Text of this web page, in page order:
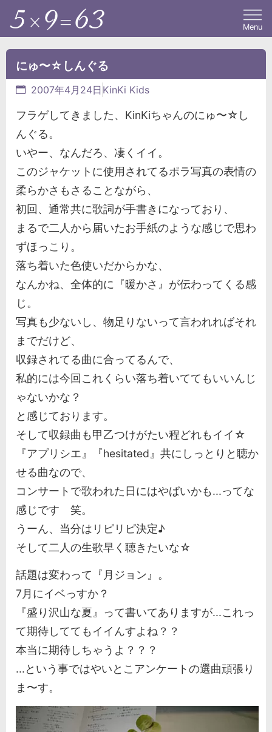
Menu
にゅ〜☆しんぐる
2007年4月24日 KinKi Kids
フラゲしてきました、KinKiちゃんのにゅ〜☆し
んぐる。
いやー、なんだろ、凄くイイ。
このジャケットに使用されてるポラ写真の表情の
柔らかさもさることながら、
初回、通常共に歌詞が手書きになっており、
まるで二人から届いたお手紙のような感じで思わ
ずほっこり。
落ち着いた色使いだからかな、
なんかね、全体的に『暖かさ』が伝わってくる感
じ。
写真も少ないし、物足りないって言われればそれ
までだけど、
収録されてる曲に合ってるんで、
私的には今回これくらい落ち着いててもいいんじ
ゃないかな？
と感じております。
そして収録曲も甲乙つけがたい程どれもイイ☆
『アプリシエ』『hesitated』共にしっとりと聴か
せる曲なので、
コンサートで歌われた日にはやばいかも...ってな
感じです 笑。
うーん、当分はリピリピ決定♪
そして二人の生歌早く聴きたいな☆
話題は変わって『月ジョン』。
7月にイベっすか？
『盛り沢山な夏』って書いてありますが...これっ
て期待しててもイイんすよね？？
本当に期待しちゃうよ？？？
...という事ではやいとこアンケートの選曲頑張り
ま〜す。